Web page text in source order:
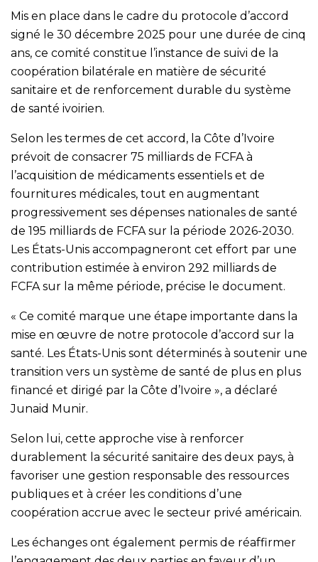
Mis en place dans le cadre du protocole d’accord
signé le 30 décembre 2025 pour une durée de cinq
ans, ce comité constitue l’instance de suivi de la
coopération bilatérale en matière de sécurité
sanitaire et de renforcement durable du système
de santé ivoirien.
Selon les termes de cet accord, la Côte d’Ivoire
prévoit de consacrer 75 milliards de FCFA à
l’acquisition de médicaments essentiels et de
fournitures médicales, tout en augmentant
progressivement ses dépenses nationales de santé
de 195 milliards de FCFA sur la période 2026-2030.
Les États-Unis accompagneront cet effort par une
contribution estimée à environ 292 milliards de
FCFA sur la même période, précise le document.
« Ce comité marque une étape importante dans la
mise en œuvre de notre protocole d’accord sur la
santé. Les États-Unis sont déterminés à soutenir une
transition vers un système de santé de plus en plus
financé et dirigé par la Côte d’Ivoire », a déclaré
Junaid Munir.
Selon lui, cette approche vise à renforcer
durablement la sécurité sanitaire des deux pays, à
favoriser une gestion responsable des ressources
publiques et à créer les conditions d’une
coopération accrue avec le secteur privé américain.
Les échanges ont également permis de réaffirmer